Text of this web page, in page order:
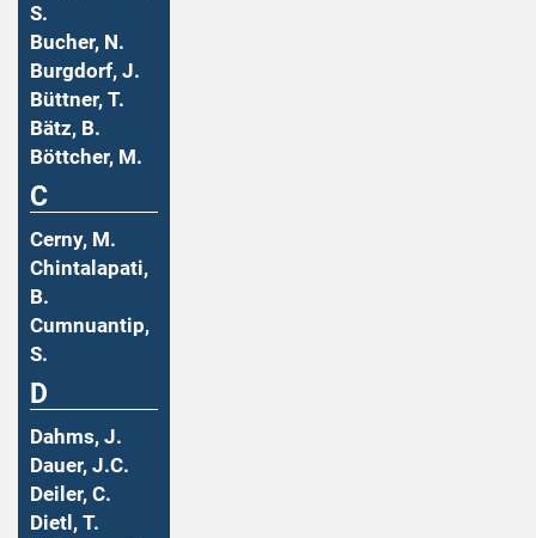
S.
Bucher, N.
Burgdorf, J.
Büttner, T.
Bätz, B.
Böttcher, M.
C
Cerny, M.
Chintalapati,
B.
Cumnuantip,
S.
D
Dahms, J.
Dauer, J.C.
Deiler, C.
Dietl, T.